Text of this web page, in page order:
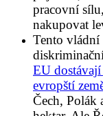
pracovní
nakupovat
Tento vládní
EU
evropští
Čech, Polák